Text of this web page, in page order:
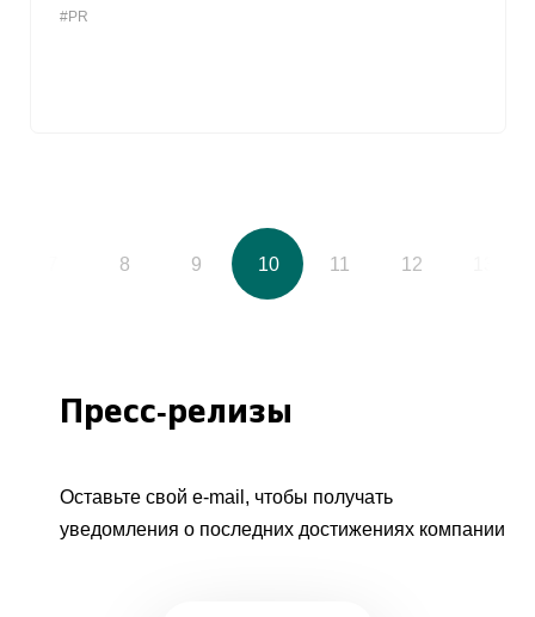
#PR
8 9 10 11 12
Пресс-релизы
Оставьте свой e-mail, чтобы получать
уведомления о последних достижениях компании